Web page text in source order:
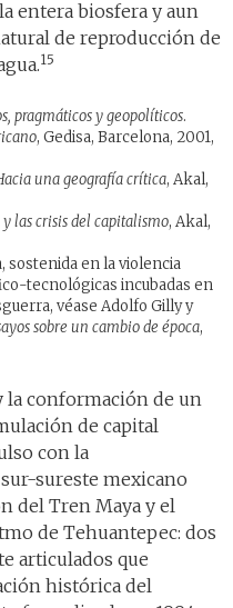
entera biosfera y aun
de reproducción de
15
pragmáticos y geopolíticos.
, Gedisa, Barcelona, 2001,
una geografía crítica, Akal,
las crisis del capitalismo, Akal,
sostenida en la violencia
tecnológicas incubadas en
véase Adolfo Gilly y
sobre un cambio de época,
la conformación de un
de capital
con la
sureste mexicano
del Tren Maya y el
de Tehuantepec: dos
articulados que
histórica del